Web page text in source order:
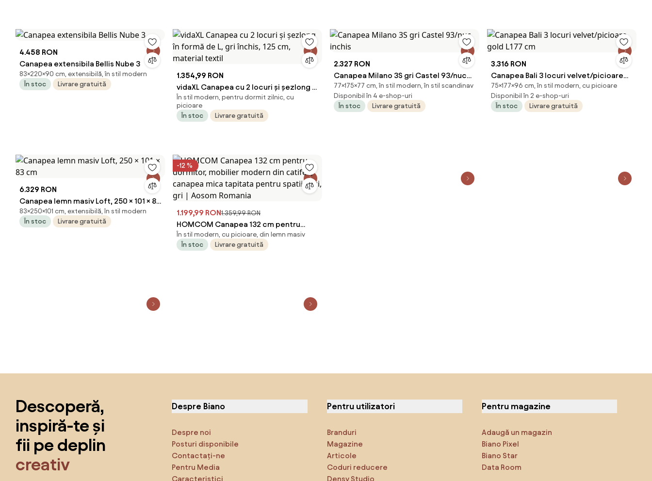
4.458 RON
Canapea extensibila Bellis Nube 3
83×220×90 cm, extensibilă, în stil modern
În stoc
Livrare gratuită
1.354,99 RON
vidaXL Canapea cu 2 locuri și șezlong în
formă de L, gri închis, 125 cm, material
textil
În stil modern, pentru dormit zilnic, cu
picioare
În stoc
Livrare gratuită
2.327 RON
Canapea Milano 3S gri Castel 93/nuc
inchis
77×175×77 cm, în stil modern, în stil scandinav
Disponibil în 4 e-shop-uri
În stoc
Livrare gratuită
3.316 RON
Canapea Bali 3 locuri velvet/picioare
gold L177 cm
75×177×96 cm, în stil modern, cu picioare
Disponibil în 2 e-shop-uri
În stoc
Livrare gratuită
6.329 RON
Canapea lemn masiv Loft, 250 × 101 × 83
cm
83×250×101 cm, extensibilă, în stil modern
În stoc
Livrare gratuită
-12 %
1.199,99 RON1.359,99 RON
HOMCOM Canapea 132 cm pentru
dormitor, mobilier modern din catifea,
canapea mica tapitata pentru spatii
În stil modern, cu picioare, din lemn masiv
În stoc
Livrare gratuită
Descoperă,
inspiră-te și
fii pe deplin
creativ
Despre Biano
Despre noi
Posturi disponibile
Contactați-ne
Pentru Media
Caracteristici
Pentru utilizatori
Branduri
Magazine
Articole
Coduri reducere
Densy Studio
Pentru magazine
Adaugă un magazin
Biano Pixel
Biano Star
Data Room